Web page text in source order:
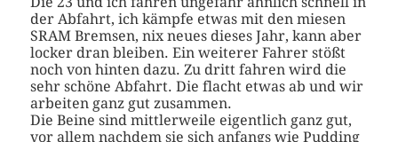
der Abfahrt, ich kämpfe etwas mit den miesen
SRAM Bremsen, nix neues dieses Jahr, kann aber
locker dran bleiben. Ein weiterer Fahrer stößt
noch von hinten dazu. Zu dritt fahren wird die
sehr schöne Abfahrt. Die flacht etwas ab und wir
arbeiten ganz gut zusammen.
Die Beine sind mittlerweile eigentlich ganz gut,
vor allem nachdem sie sich anfangs wie Pudding